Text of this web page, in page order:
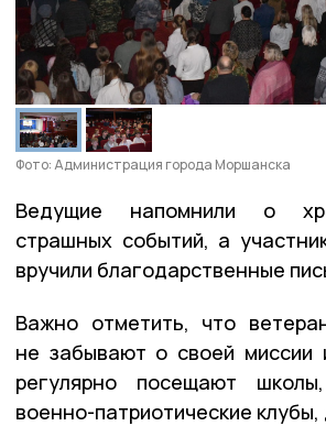
Фото: Администрация города Моршанска
Ведущие напомнили о
страшных событий, а
вручили благодарственные
Важно отметить, что
не забывают о своей миссии
регулярно посещают
военно-патриотические